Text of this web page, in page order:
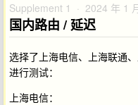
Supplement 1 · 2024 年 1
国内路由 / 延迟
选择了上海电信、上海联通
进行测试：
上海电信：